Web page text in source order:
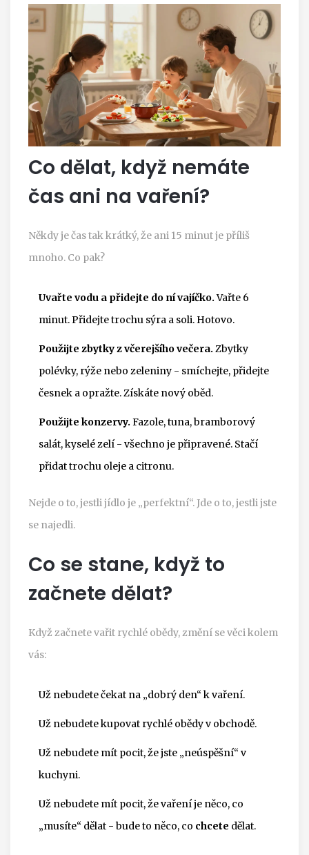
Co dělat, když nemáte
čas ani na vaření?
Někdy je čas tak krátký, že ani 15 minut je příliš
mnoho. Co pak?
Uvařte vodu a přidejte do ní vajíčko.Vařte 6
minut. Přidejte trochu sýra a soli. Hotovo.
Použijte zbytky z včerejšího večera. Zbytky
polévky, rýže nebo zeleniny - smíchejte, přidejte
česnek a opražte. Získáte nový oběd.
Použijte konzervy. Fazole, tuna, bramborový
salát, kyselé zelí - všechno je připravené. Stačí
přidat trochu oleje a citronu.
Nejde o to, jestli jídlo je „perfektní“. Jde o to, jestli jste
se najedli.
Co se stane, když to
začnete dělat?
Když začnete vařit rychlé obědy, změní se věci kolem
vás:
Už nebudete čekat na „dobrý den“ k vaření.
Už nebudete kupovat rychlé obědy v obchodě.
Už nebudete mít pocit, že jste „neúspěšní“ v
kuchyni.
Už nebudete mít pocit, že vaření je něco, co
„musíte“ dělat - bude to něco, co chcete dělat.